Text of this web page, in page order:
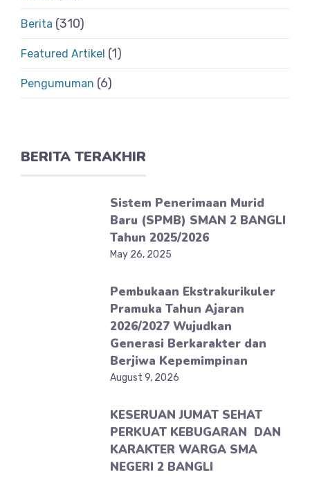
Berita (310)
Featured Artikel (1)
Pengumuman (6)
BERITA TERAKHIR
Sistem Penerimaan Murid
Baru (SPMB) SMAN 2 BANGLI
Tahun 2025/2026
May 26, 2025
Pembukaan Ekstrakurikuler
Pramuka Tahun Ajaran
2026/2027 Wujudkan
Generasi Berkarakter dan
Berjiwa Kepemimpinan
August 9, 2026
KESERUAN JUMAT SEHAT
PERKUAT KEBUGARAN DAN
KARAKTER WARGA SMA
NEGERI 2 BANGLI